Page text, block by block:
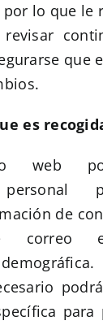
por lo que le
que
es
web
personal
de
correo
para